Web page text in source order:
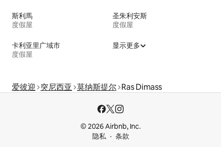
斯利馬
度假屋
圣朱利安斯
度假屋
卡利亚里广域市
度假屋
显示更多
爱彼迎 突尼西亚 莫纳斯提尔 Ras Dimass
© 2026 Airbnb, Inc.
隐私
条款